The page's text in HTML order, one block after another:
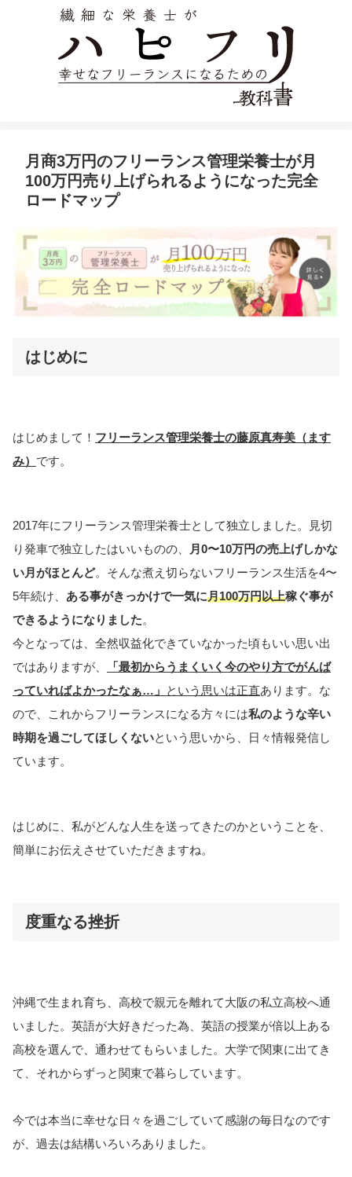
月商3万円のフリーランス管理栄養士が月
100万円売り上げられるようになった完全
ロードマップ
はじめに
はじめまして！ フリーランス管理栄養士の藤原真寿美（ます
み） です。
2017年にフリーランス管理栄養士として独立しました。見切
り発車で独立したはいいものの、
月0〜10万円の売上げしかな
い月がほとんど。そんな煮え切らないフリーランス生活を4〜
5年続け、 ある事がきっかけで一気に月100万円以上稼ぐ事が
できるようになりました。
今となっては、全然収益化できていなかった頃もいい思い出
ではありますが、
「最初からうまくいく今のやり方でがんば
っていればよかったなぁ…」 という思いは正直あります。な
ので、これからフリーランスになる方々には私のような辛い
時期を過ごしてほしくないという思いから、日々情報発信し
ています。
はじめに、私がどんな人生を送ってきたのかということを、
簡単にお伝えさせていただきますね。
度重なる挫折
沖縄で生まれ育ち、高校で親元を離れて大阪の私立高校へ通
いました。英語が大好きだった為、英語の授業が倍以上ある
高校を選んで、通わせてもらいました。大学で関東に出てき
て、それからずっと関東で暮らしています。
今では本当に幸せな日々を過ごしていて感謝の毎日なのです
が、過去は結構いろいろありました。